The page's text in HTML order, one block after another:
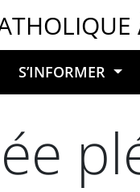
S’INFORMER